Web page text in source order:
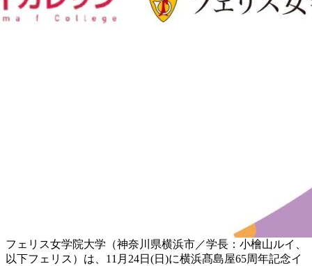
フェリス女学院大学（神奈川県横浜市／学長：小檜山ルイ、
以下フェリス）は、11月24日(日)に横浜髙島屋65周年記念イ